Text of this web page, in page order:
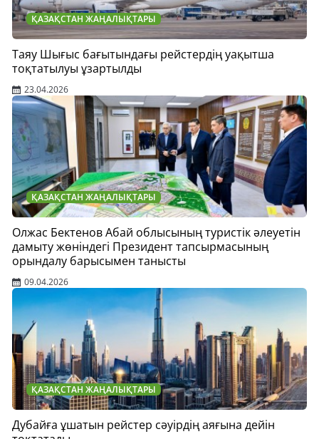
ҚАЗАҚСТАН ЖАҢАЛЫҚТАРЫ
Таяу Шығыс бағытындағы рейстердің уақытша
тоқтатылуы ұзартылды
23.04.2026
ҚАЗАҚСТАН ЖАҢАЛЫҚТАРЫ
Олжас Бектенов Абай облысының туристік әлеуетін
дамыту жөніндегі Президент тапсырмасының
орындалу барысымен танысты
09.04.2026
ҚАЗАҚСТАН ЖАҢАЛЫҚТАРЫ
Дубайға ұшатын рейстер сәуірдің аяғына дейін